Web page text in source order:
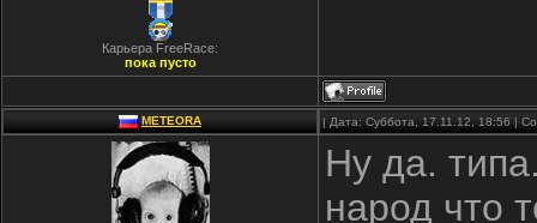
Карьера FreeRace:
пока пусто
METEORA | Дата: Суббота, 17.11.12, 18:56 |
Ну да.
народ что